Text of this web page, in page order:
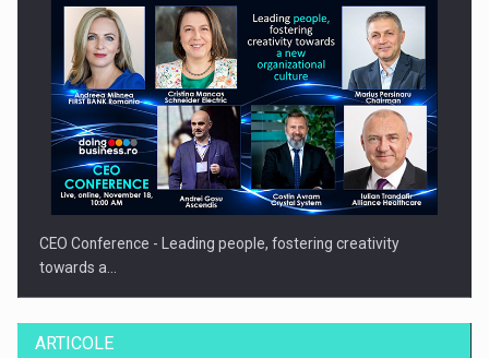
CEO Conference - Leading people, fostering creativity
towards a…
ARTICOLE